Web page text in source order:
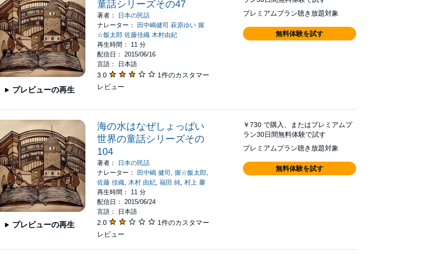
プレビューの再生
童話シリーズその47
著者：
日本の民話
ナレーター： 田中嶋健司 萩原ゆい 握
☆飯太郎 佐藤佳織 木村由妃
再生時間： 11 分
配信日： 2015/06/16
言語： 日本語
3.0
1件のカスタマー
レビュー
プレミアムプラン聴き放題対象
無料体験を試す
プレビューの再生
海の水はなぜしょっぱい
世界の童話シリーズその
104
著者：
日本の民話
ナレーター：
田中嶋 健司 ,握☆飯太郎
佐藤 佳織 木村 由妃 ,福田 純 ,村上 馨
再生時間： 11 分
配信日： 2015/06/24
言語： 日本語
2.0
1件のカスタマー
レビュー
￥730 で購入、またはプレミアムプ
ラン30日間無料体験で試す
プレミアムプラン聴き放題対象
無料体験を試す